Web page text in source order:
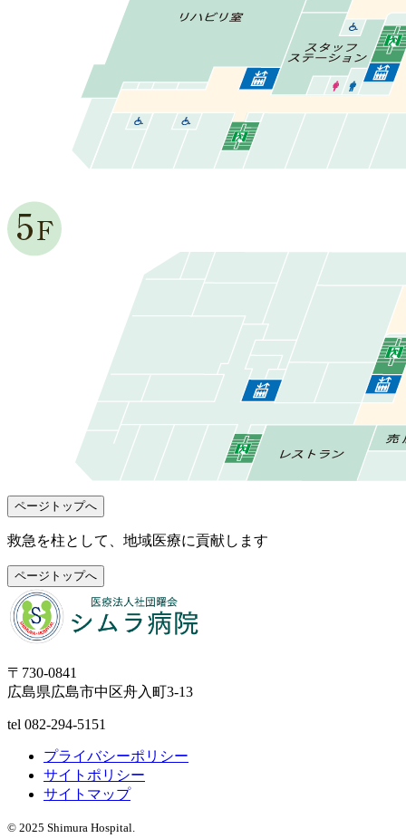
ページトップへ
救急を柱として、地域医療に貢献します
ページトップへ
〒730-0841
広島県広島市中区舟入町3-13
tel 082-294-5151
プライバシーポリシー
サイトポリシー
サイトマップ
© 2025 Shimura Hospital.